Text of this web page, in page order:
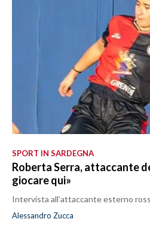
SPORT IN SARDEGNA
Roberta Serra, attaccante
giocare qui»
Intervista all’attaccante esterno
Alessandro Zucca